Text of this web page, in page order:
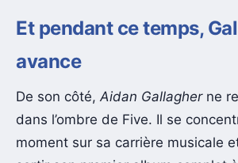
Et pendant ce temps,
avance
De son côté, Aidan Gallagherne
dans l’ombre de Five. Il se
moment sur sa carrière musicale